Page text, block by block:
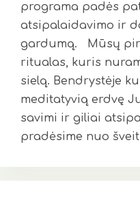
programa padės
atsipalaidavimo ir
gardumą. Mūsų
ritualas, kuris
sielą. Bendrystėje
meditatyvią erdvę
savimi ir giliai
pradėsime nuo